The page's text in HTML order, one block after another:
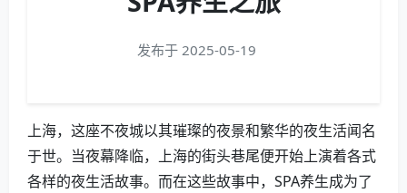
发布于 2025-05-19
上海，这座不夜城以其璀璨的夜景和繁华的夜生活闻名
于世。当夜幕降临，上海的街头巷尾便开始上演着各式
各样的夜生活故事。而在这些故事中，SPA养生成为了